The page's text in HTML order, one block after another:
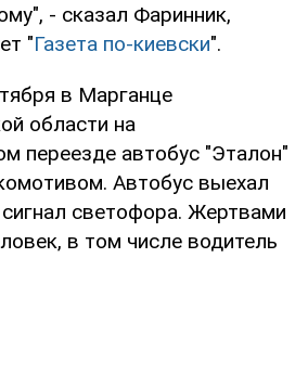
- сказал Фаринник,
"Газета по-киевски".
в Марганце
области на
переезде автобус "Эталон"
Автобус выехал
светофора. Жертвами
в том числе водитель